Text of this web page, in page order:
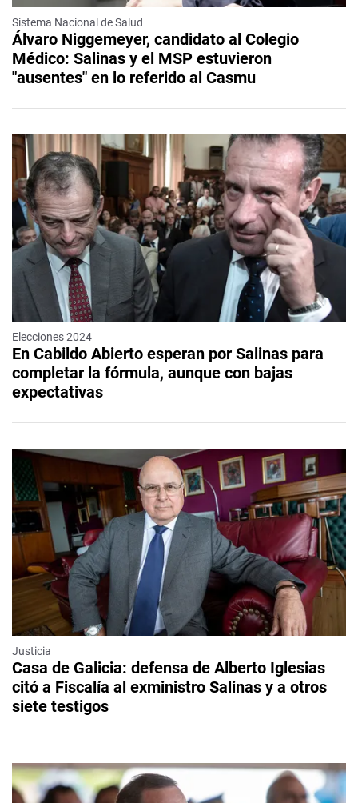
Sistema Nacional de Salud
Álvaro Niggemeyer, candidato al Colegio
Médico: Salinas y el MSP estuvieron
"ausentes" en lo referido al Casmu
Elecciones 2024
En Cabildo Abierto esperan por Salinas para
completar la fórmula, aunque con bajas
expectativas
Justicia
Casa de Galicia: defensa de Alberto Iglesias
citó a Fiscalía al exministro Salinas y a otros
siete testigos